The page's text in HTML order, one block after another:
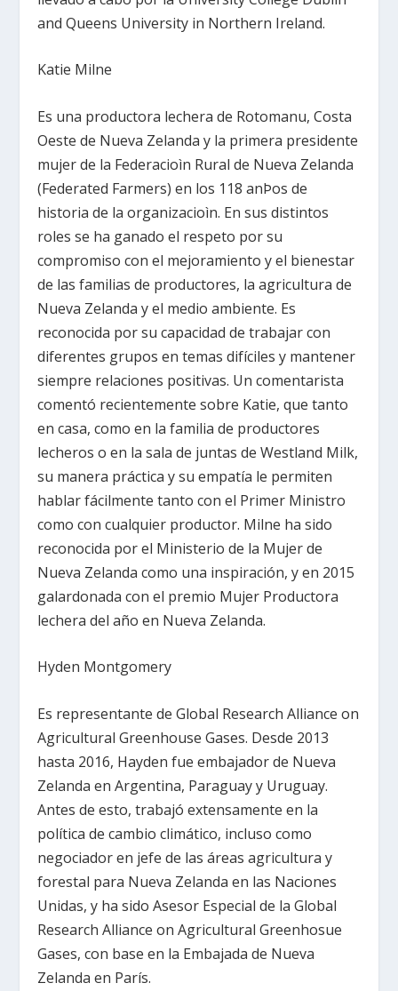
and Queens University in Northern Ireland.
Katie Milne
Es una productora lechera de Rotomanu, Costa
Oeste de Nueva Zelanda y la primera presidente
mujer de la Federacioìn Rural de Nueva Zelanda
(Federated Farmers) en los 118 anÞos de
historia de la organizacioìn. En sus distintos
roles se ha ganado el respeto por su
compromiso con el mejoramiento y el bienestar
de las familias de productores, la agricultura de
Nueva Zelanda y el medio ambiente. Es
reconocida por su capacidad de trabajar con
diferentes grupos en temas difíciles y mantener
siempre relaciones positivas. Un comentarista
comentó recientemente sobre Katie, que tanto
en casa, como en la familia de productores
lecheros o en la sala de juntas de Westland Milk,
su manera práctica y su empatía le permiten
hablar fácilmente tanto con el Primer Ministro
como con cualquier productor. Milne ha sido
reconocida por el Ministerio de la Mujer de
Nueva Zelanda como una inspiración, y en 2015
galardonada con el premio Mujer Productora
lechera del año en Nueva Zelanda.
Hyden Montgomery
Es representante de Global Research Alliance on
Agricultural Greenhouse Gases. Desde 2013
hasta 2016, Hayden fue embajador de Nueva
Zelanda en Argentina, Paraguay y Uruguay.
Antes de esto, trabajó extensamente en la
política de cambio climático, incluso como
negociador en jefe de las áreas agricultura y
forestal para Nueva Zelanda en las Naciones
Unidas, y ha sido Asesor Especial de la Global
Research Alliance on Agricultural Greenhosue
Gases, con base en la Embajada de Nueva
Zelanda en París.